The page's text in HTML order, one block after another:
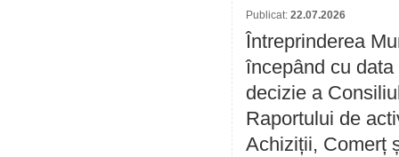
Publicat: 22.07.2026
Întreprinderea
începând cu
decizie a
Raportului de
Achiziții, Comerț